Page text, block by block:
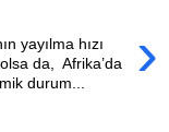
›
yayılma hızı
da, Afrika’da
durum...